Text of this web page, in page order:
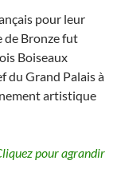
pour leur
de Bronze fut
Boiseaux
du Grand Palais à
artistique
pour agrandir